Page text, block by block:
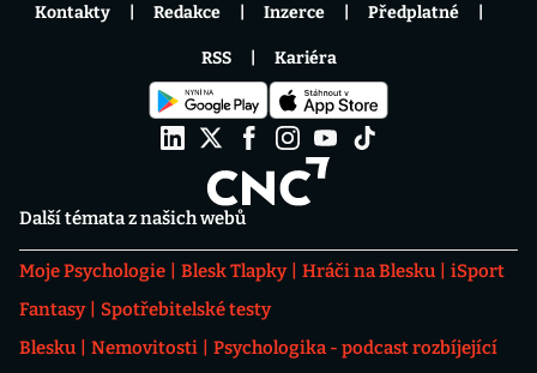
Další témata z našich webů
Moje Psychologie Blesk Tlapky Hráči na Blesku
iSport
Fantasy
Spotřebitelské testy
Blesku
Nemovitosti
Psychologika - podcast rozbíjející
Kontakty Redakce Inzerce Předplatné
RSS Kariéra